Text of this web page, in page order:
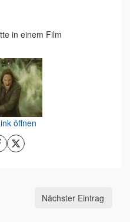
in einem Film
öffnen
Nächster Eintrag